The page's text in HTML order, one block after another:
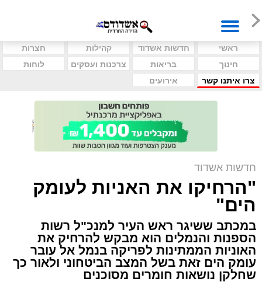
ראשי חדשות אשדוד קהילות
חצרות
חינוך
בריאות צרכנות ועסקים
לוחות
צרו איתנו קשר
אירועים
חדשות אשדוד
"הרחיקו את האניות לעומק
הים"
במכתב ששיגר ראש העיר למנכ"ל רשות
הספנות והנמלים הוא מבקש להרחיק את
האוניות הממתינות לפריקה בנמל אל עובר
עומק הים זאת בשל המצב הביטחוני ולאור כך
שחלקן נושאות חומרים מסוכנים